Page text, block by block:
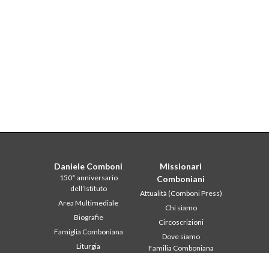
Daniele Comboni
150° anniversario
dell’Istituto
Area Multimediale
Biografie
Famiglia Comboniana
Liturgia
Missionari
Comboniani
Attualità (Comboni Press)
Chi siamo
Circoscrizioni
Dove siamo
Familia Comboniana